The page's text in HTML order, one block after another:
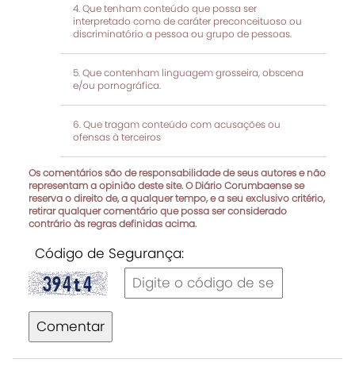
Que tenham conteúdo que possa ser
interpretado como de caráter preconceituoso ou
discriminatório a pessoa ou grupo de pessoas.
Que contenham linguagem grosseira, obscena
e/ou pornográfica.
Que tragam conteúdo com acusações ou
ofensas à terceiros
Os comentários são de responsabilidade de seus autores e não
representam a opinião deste site. O Diário Corumbaense se
reserva o direito de, a qualquer tempo, e a seu exclusivo critério,
retirar qualquer comentário que possa ser considerado
contrário às regras definidas acima.
Código de Segurança:
Comentar